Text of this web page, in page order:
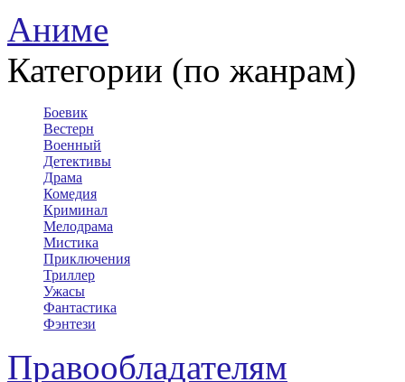
Аниме
Категории (по жанрам)
Боевик
Вестерн
Военный
Детективы
Драма
Комедия
Криминал
Мелодрама
Мистика
Приключения
Триллер
Ужасы
Фантастика
Фэнтези
Правообладателям